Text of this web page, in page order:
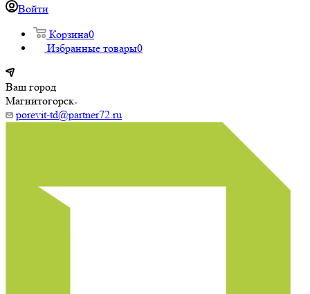
Войти
Корзина0
Избранные товары0
Ваш город
Магнитогорск
porevit-td@partner72.ru